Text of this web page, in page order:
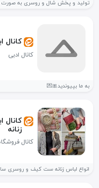
تولید و پخش شال و روسری به صورت
کانال
کانال ادبی
به ما بپیوندید🎀💌
کانال
زنانه
کانال
انواع لباس زنانه ست کیف و روسری